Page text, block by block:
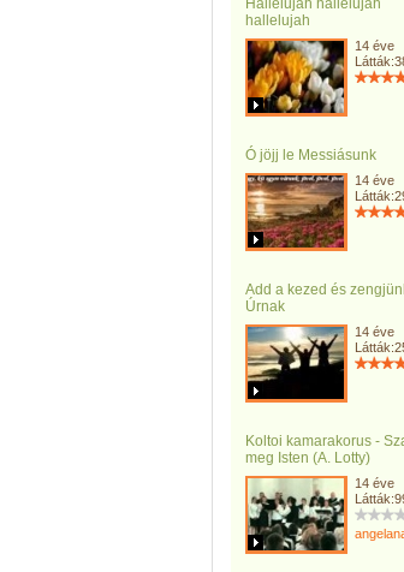
Hallelujah hallelujah
hallelujah
14 éve
Ó jöjj le Messiásunk
14 éve
Add a kezed és
Úrnak
14 éve
Koltoi kamarakorus -
meg Isten (A. Lotty)
14 éve